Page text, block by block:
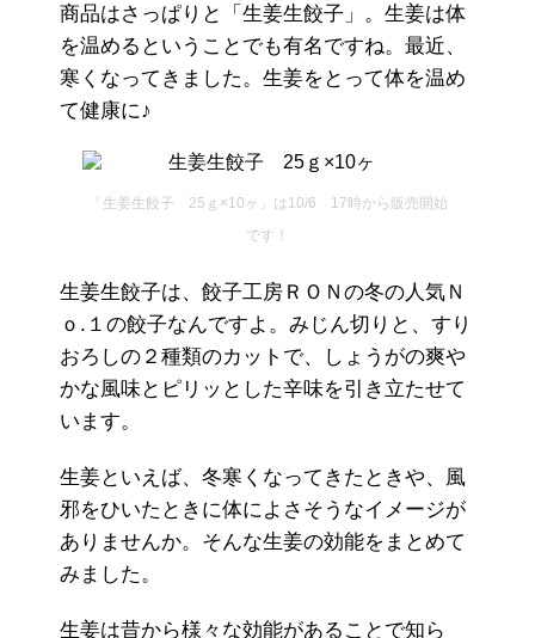
商品はさっぱりと「生姜生餃子」。生姜は体
を温めるということでも有名ですね。最近、
寒くなってきました。生姜をとって体を温め
て健康に♪
「生姜生餃子 25ｇ×10ヶ」は10/6 17時から販売開始
です！
生姜生餃子は、餃子工房ＲＯＮの冬の人気Ｎ
ｏ.１の餃子なんですよ。みじん切りと、すり
おろしの２種類のカットで、しょうがの爽や
かな風味とピリッとした辛味を引き立たせて
います。
生姜といえば、冬寒くなってきたときや、風
邪をひいたときに体によさそうなイメージが
ありませんか。そんな生姜の効能をまとめて
みました。
生姜は昔から様々な効能があることで知ら